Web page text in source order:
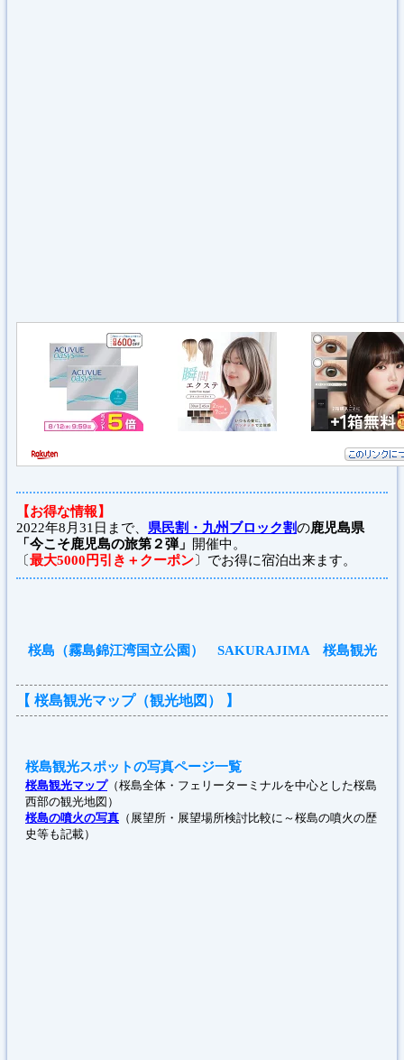
【お得な情報】
2022年8月31日まで、 県民割・九州ブロック割の鹿児島県
「今こそ鹿児島の旅第２弾」
開催中。
〔最大5000円引き＋クーポン〕でお得に宿泊出来ます。
桜島（霧島錦江湾国立公園） SAKURAJIMA 桜島観光
【 桜島観光マップ（観光地図） 】
桜島観光スポットの写真ページ一覧
桜島観光マップ（桜島全体・フェリーターミナルを中心とした桜島
西部の観光地図）
桜島の噴火の写真 （展望所・展望場所検討比較に～桜島の噴火の歴
史等も記載）